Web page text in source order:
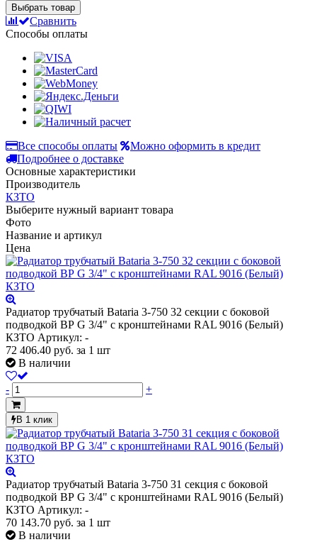
Выбрать товар
Сравнить
Способы оплаты
Все способы оплаты
Можно оформить в кредит
Подробнее о доставке
Основные характеристики
Производитель
КЗТО
Выберите нужный вариант товара
Фото
Название и артикул
Цена
Радиатор трубчатый Bataria 3-750 32 секции с боковой
подводкой ВР G 3/4" с кронштейнами RAL 9016 (Белый)
КЗТО Артикул: -
72 406.40 руб. за 1 шт
В наличии
- +
В 1 клик
Радиатор трубчатый Bataria 3-750 31 секция с боковой
подводкой ВР G 3/4" с кронштейнами RAL 9016 (Белый)
КЗТО Артикул: -
70 143.70 руб. за 1 шт
В наличии